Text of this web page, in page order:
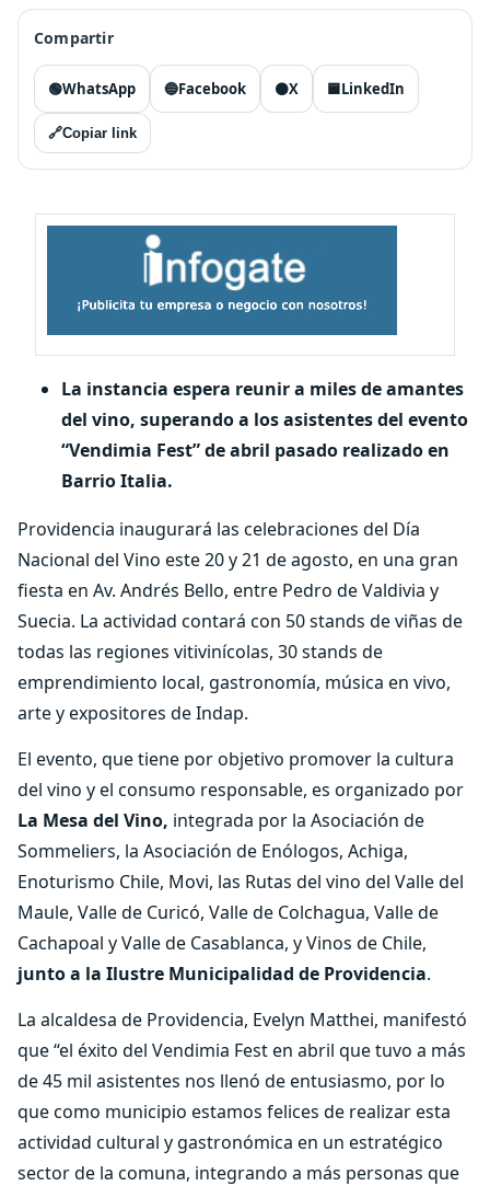
Compartir
🟢WhatsApp 🔵Facebook ⚫X 🟦LinkedIn
🔗Copiar link
La instancia espera reunir a miles de amantes
del vino, superando a los asistentes del evento
“Vendimia Fest” de abril pasado realizado en
Barrio Italia.
Providencia inaugurará las celebraciones del Día
Nacional del Vino este 20 y 21 de agosto, en una gran
fiesta en Av. Andrés Bello, entre Pedro de Valdivia y
Suecia. La actividad contará con 50 stands de viñas de
todas las regiones vitivinícolas, 30 stands de
emprendimiento local, gastronomía, música en vivo,
arte y expositores de Indap.
El evento, que tiene por objetivo promover la cultura
del vino y el consumo responsable, es organizado por
La Mesa del Vino, integrada por la Asociación de
Sommeliers, la Asociación de Enólogos, Achiga,
Enoturismo Chile, Movi, las Rutas del vino del Valle del
Maule, Valle de Curicó, Valle de Colchagua, Valle de
Cachapoal y Valle de Casablanca, y Vinos de Chile,
junto a la Ilustre Municipalidad de Providencia.
La alcaldesa de Providencia, Evelyn Matthei, manifestó
que “el éxito del Vendimia Fest en abril que tuvo a más
de 45 mil asistentes nos llenó de entusiasmo, por lo
que como municipio estamos felices de realizar esta
actividad cultural y gastronómica en un estratégico
sector de la comuna, integrando a más personas que